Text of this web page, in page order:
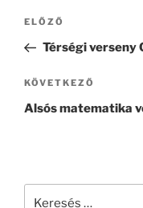
Bejegyzés
Korábbi
bejegyzés
ELŐZŐ
Térségi verseny
Következő
bejegyzés
KÖVETKEZŐ
Alsós matematika